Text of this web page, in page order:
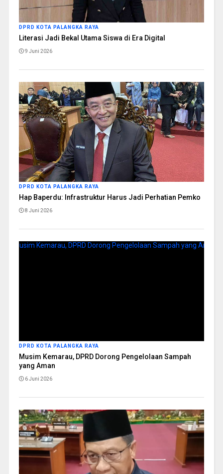
DPRD KOTA PALANGKA RAYA
Literasi Jadi Bekal Utama Siswa di Era Digital
9 Juni 2026
DPRD KOTA PALANGKA RAYA
Hap Baperdu: Infrastruktur Harus Jadi Perhatian Pemko
8 Juni 2026
DPRD KOTA PALANGKA RAYA
Musim Kemarau, DPRD Dorong Pengelolaan Sampah
yang Aman
6 Juni 2026